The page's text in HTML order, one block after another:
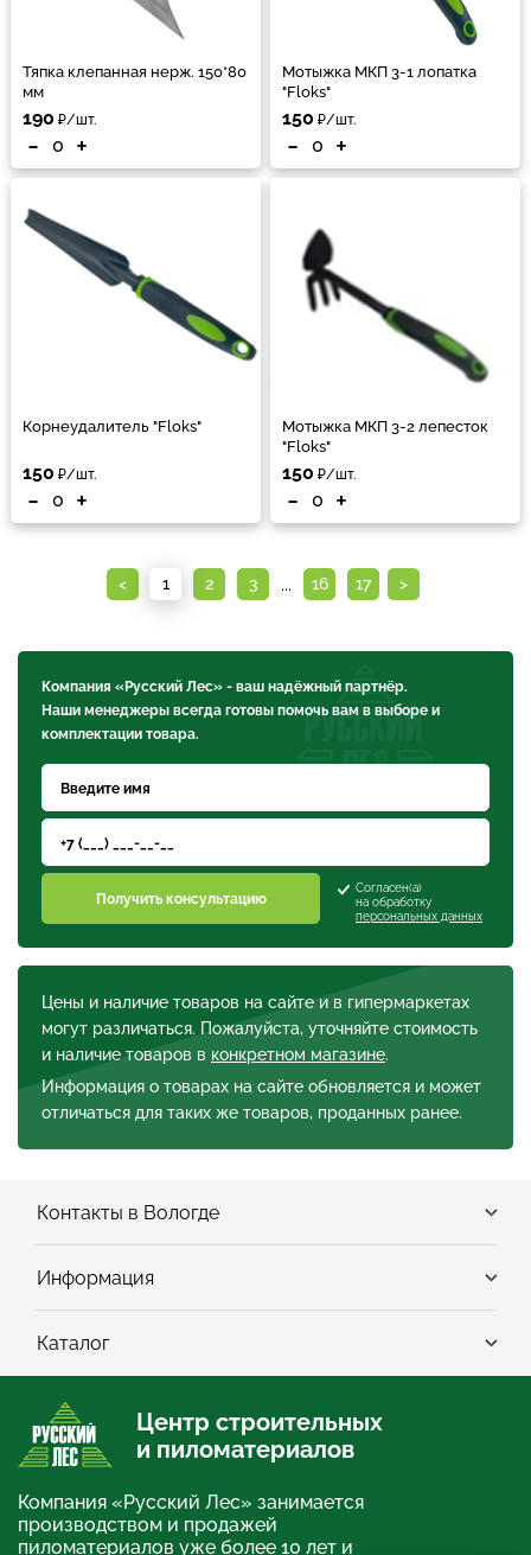
Тяпка клепанная нерж. 150*80
мм
190 ₽/шт.
- +
Мотыжка МКП 3-1 лопатка
"Floks"
150 ₽/шт.
- +
Корнеудалитель "Floks"
150 ₽/шт.
- +
Мотыжка МКП 3-2 лепесток
"Floks"
150 ₽/шт.
- +
< 1 2 3 ... 16 17 >
Цены и наличие товаров на сайте и в гипермаркетах
могут различаться. Пожалуйста, уточняйте стоимость
и наличие товаров в конкретном магазине.
Информация о товарах на сайте обновляется и может
отличаться для таких же товаров, проданных ранее.
Компания «Русский Лес» - ваш надёжный партнёр.
Наши менеджеры всегда готовы помочь вам в выборе и
комплектации товара.
Получить консультацию
Согласен(а)
на обработку
персональных данных
Контакты в Вологде
Информация
Каталог
Центр строительных
и пиломатериалов
Компания «Русский Лес» занимается
производством и продажей
пиломатериалов уже более 10 лет и